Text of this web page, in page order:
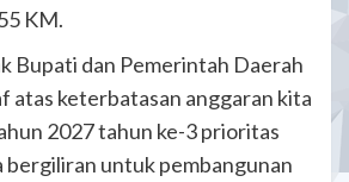
KM.
Bupati dan Pemerintah Daerah
atas keterbatasan anggaran kita
2027 tahun ke-3 prioritas
bergiliran untuk pembangunan